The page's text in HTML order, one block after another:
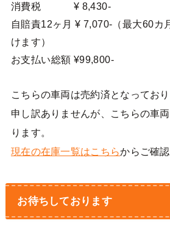
消費税 ¥ 8,430-
自賠責12ヶ月 ¥ 7,070-（最大60カ
けます）
お支払い総額 ¥99,800-
こちらの車両は売約済となってお
申し訳ありませんが、こちらの車
ります。
現在の在庫一覧はこちらからご確認
お待ちしております